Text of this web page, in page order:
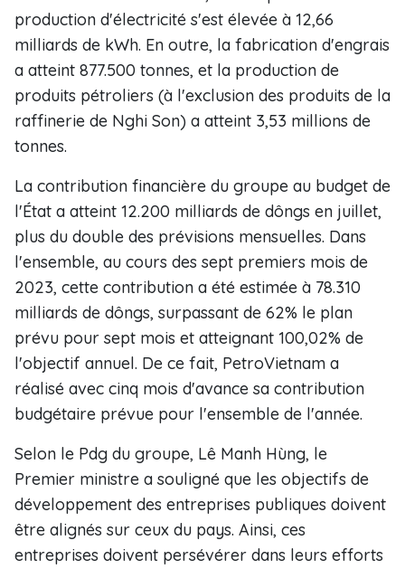
production d'électricité s'est élevée à 12,66
milliards de kWh. En outre, la fabrication d'engrais
a atteint 877.500 tonnes, et la production de
produits pétroliers (à l'exclusion des produits de la
raffinerie de Nghi Son) a atteint 3,53 millions de
tonnes.
La contribution financière du groupe au budget de
l'État a atteint 12.200 milliards de dôngs en juillet,
plus du double des prévisions mensuelles. Dans
l'ensemble, au cours des sept premiers mois de
2023, cette contribution a été estimée à 78.310
milliards de dôngs, surpassant de 62% le plan
prévu pour sept mois et atteignant 100,02% de
l'objectif annuel. De ce fait, PetroVietnam a
réalisé avec cinq mois d'avance sa contribution
budgétaire prévue pour l'ensemble de l'année.
Selon le Pdg du groupe, Lê Manh Hùng, le
Premier ministre a souligné que les objectifs de
développement des entreprises publiques doivent
être alignés sur ceux du pays. Ainsi, ces
entreprises doivent persévérer dans leurs efforts